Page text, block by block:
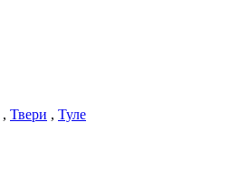
, Твери , Туле